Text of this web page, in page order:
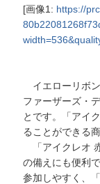
[画像1: https://
イエローリボ
ファーザーズ・
とです。「アイ
ることができる
「アイクレオ
の備えにも便利
参加しやすく、